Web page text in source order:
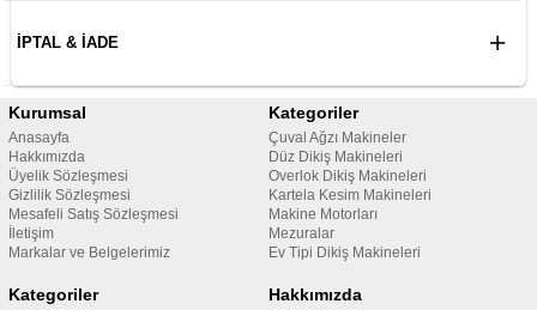
İPTAL & İADE
Kurumsal
Anasayfa
Hakkımızda
Üyelik Sözleşmesi
Gizlilik Sözleşmesi
Mesafeli Satış Sözleşmesi
İletişim
Markalar ve Belgelerimiz
Kategoriler
Çuval Ağzı Makineler
Düz Dikiş Makineleri
Overlok Dikiş Makineleri
Kartela Kesim Makineleri
Makine Motorları
Mezuralar
Ev Tipi Dikiş Makineleri
Kategoriler Hakkımızda